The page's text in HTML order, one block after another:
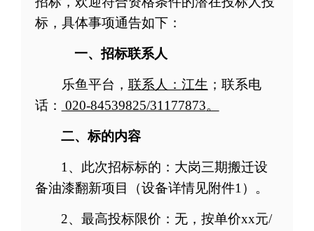
标，具体事项通告如下：
一、招标联系人
乐鱼平台 ， 联系人： 江生 ； 联系电
话：
020-84539825/31177873。
二、标的内容
1 、此次招标标的：大岗三期搬迁设
备油漆翻新项目（设备详情见附件1 ） 。
2、最高投标限价：无，按单价xx元/